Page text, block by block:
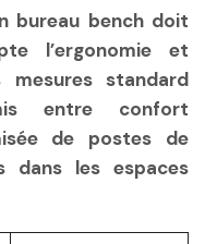
bureau bench doit
l’ergonomie et
mesures standard
entre confort
de postes de
dans les espaces